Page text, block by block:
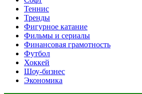
Теннис
Тренды
Фигурное катание
Фильмы и сериалы
Финансовая грамотность
Футбол
Хоккей
Шоу-бизнес
Экономика